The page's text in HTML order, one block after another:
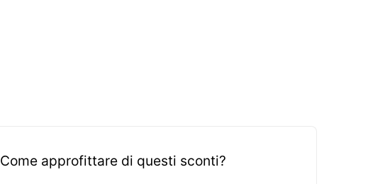
Come approfittare di questi sconti?